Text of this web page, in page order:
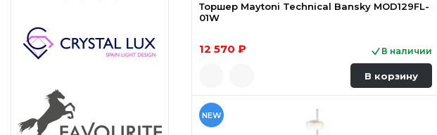
Торшер Maytoni Technical Bansky MOD129FL-
01W
12 570 ₽ В наличии
В корзину
NEW